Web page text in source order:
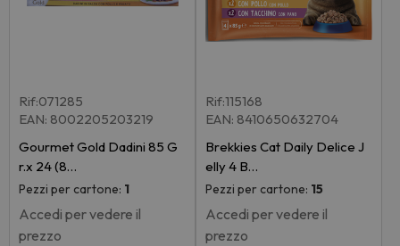
Rif:071285
EAN: 8002205203219
Gourmet Gold Dadini 85 G
r.x 24 (8…
Pezzi per cartone: 1
Accedi per vedere il
prezzo
Rif:115168
EAN: 8410650632704
Brekkies Cat Daily Delice J
elly 4 B…
Pezzi per cartone: 15
Accedi per vedere il
prezzo